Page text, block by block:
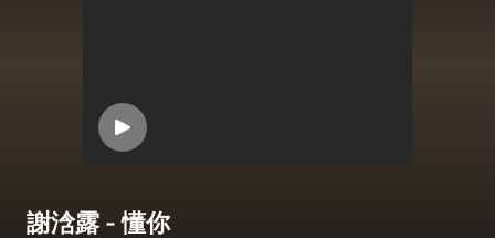
謝浛露 - 懂你